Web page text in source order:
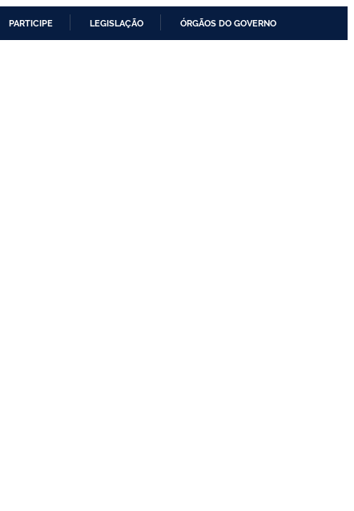
PARTICIPE LEGISLAÇÃO ÓRGÃOS DO GOVERNO